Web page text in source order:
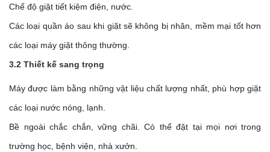
Chế độ giặt tiết kiệm điện, nước.
Các loại quần áo sau khi giặt sẽ không bị nhăn, mềm mại tốt hơn
các loại máy giặt thông thường.
3.2 Thiết kế sang trọng
Máy được làm bằng những vật liệu chất lượng nhất, phù hợp giặt
các loại nước nóng, lạnh.
Bề ngoài chắc chắn, vững chãi. Có thể đặt tại mọi nơi trong
trường học, bệnh viện, nhà xưởn.